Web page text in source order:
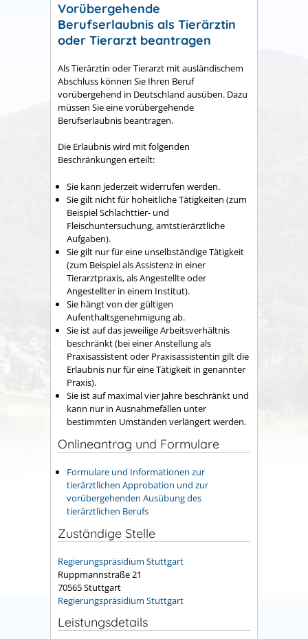
Vorübergehende
Berufserlaubnis als Tierärztin
oder Tierarzt beantragen
Als Tierärztin oder Tierarzt mit ausländischem
Abschluss können Sie Ihren Beruf
vorübergehend in Deutschland ausüben. Dazu
müssen Sie eine vorübergehende
Berufserlaubnis beantragen.
Die Erlaubnis wird mit folgenden
Beschränkungen erteilt:
Sie kann jederzeit widerrufen werden.
Sie gilt nicht für hoheitliche Tätigkeiten (zum
Beispiel Schlachttier- und
Fleischuntersuchung, amtstierärztliche
Aufgaben).
Sie gilt nur für eine unselbständige Tätigkeit
(zum Beispiel als Assistenz in einer
Tierarztpraxis, als Angestellte oder
Angestellter in einem Institut).
Sie hängt von der gültigen
Aufenthaltsgenehmigung ab.
Sie ist auf das jeweilige Arbeitsverhältnis
beschränkt (bei einer Anstellung als
Praxisassistent oder Praxisassistentin gilt die
Erlaubnis nur für eine Tätigkeit in genannter
Praxis).
Sie ist auf maximal vier Jahre beschränkt und
kann nur in Ausnahmefällen unter
bestimmten Umständen verlängert werden.
Onlineantrag und Formulare
Formulare und Informationen zur
tierärztlichen Approbation und zur
vorübergehenden Ausübung des
tierärztlichen Berufs
Zuständige Stelle
Regierungspräsidium Stuttgart
Ruppmannstraße 21
70565 Stuttgart
Regierungspräsidium Stuttgart
Leistungsdetails